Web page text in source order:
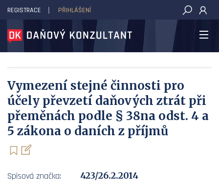
DAŇOVÝ KONZULTANT
REGISTRACE PŘIHLÁŠENÍ
Vymezení stejné činnosti pro
účely převzetí daňových ztrát při
přeměnách podle § 38na odst. 4 a
5 zákona o daních z příjmů
Spisová značka:
423/26.2.2014